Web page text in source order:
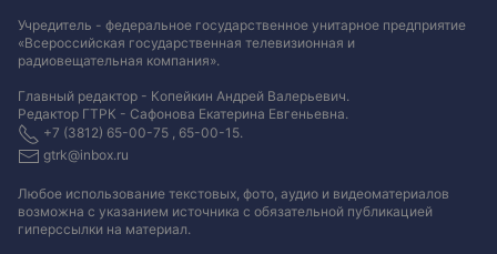
Учредитель - федеральное государственное унитарное предприятие
«Всероссийская государственная телевизионная и
радиовещательная компания».
Главный редактор - Копейкин Андрей Валерьевич.
Редактор ГТРК - Сафонова Екатерина Евгеньевна.
+7 (3812) 65-00-75 , 65-00-15.
gtrk@inbox.ru
Любое использование текстовых, фото, аудио и видеоматериалов
возможна с указанием источника с обязательной публикацией
гиперссылки на материал.